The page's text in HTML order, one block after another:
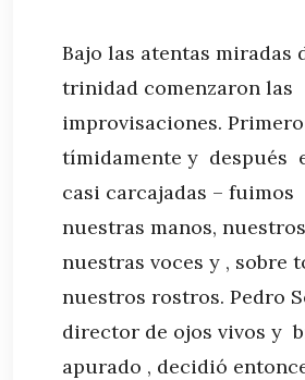
Bajo las atentas miradas
trinidad comenzaron las
improvisaciones. Primero
tímidamente y después
casi carcajadas –
nuestras manos,
nuestras voces y , sobre
nuestros rostros. Pedro
director de ojos vivos y
apurado , decidió